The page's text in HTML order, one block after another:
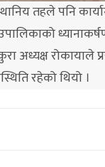
तहले पनि
रोकायाले
रहेको थियो ।